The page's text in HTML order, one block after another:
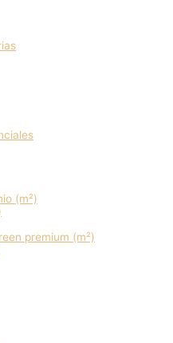
(m²)
premium (m²)